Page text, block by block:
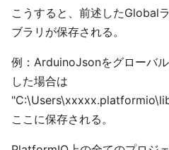
こうすると、前述したGlobal
ブラリが保存される。
例：ArduinoJsonをグローバ
した場合は
ここに保存される。